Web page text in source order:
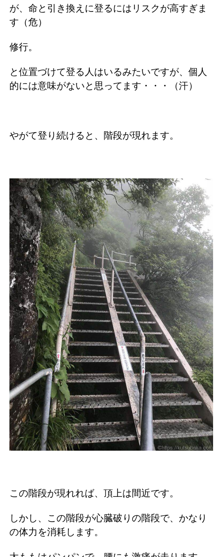
が、命と引き換えに登るにはリスクが高すぎま
す（危）
修行。
と位置づけて登る人はいるみたいですが、個人
的には意味がないと思ってます・・・（汗）
やがて登り続けると、階段が現れます。
この階段が現れれば、頂上は間近です。
しかし、この階段が心臓破りの階段で、かなり
の体力を消耗します。